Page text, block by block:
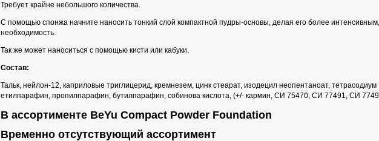
Требует крайне небольшого количества.
С помощью спонжа начните наносить тонкий слой компактной пудры-основы, делая его более
необходимость.
Так же может наноситься с помощью кисти или кабуки.
Состав:
Тальк, нейлон-12, каприловые триглицерид, кремнезем, цинк стеарат, изодецил неопентаноат,
етилпарафин, пропилпарафин, бутилпарафин, собинова кислота, (+/- кармин, СИ 75470, СИ 77491, СИ
В ассортименте BeYu Compact Powder Foundation
Временно отсутствующий ассортимент